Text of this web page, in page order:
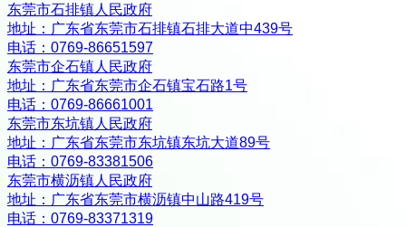
东莞市石排镇人民政府
地址： 广东省东莞市石排镇石排大道中439号
电话： 0769-86651597
东莞市企石镇人民政府
地址： 广东省东莞市企石镇宝石路1号
电话： 0769-86661001
东莞市东坑镇人民政府
地址： 广东省东莞市东坑镇东坑大道89号
电话： 0769-83381506
东莞市横沥镇人民政府
地址： 广东省东莞市横沥镇中山路419号
电话： 0769-83371319